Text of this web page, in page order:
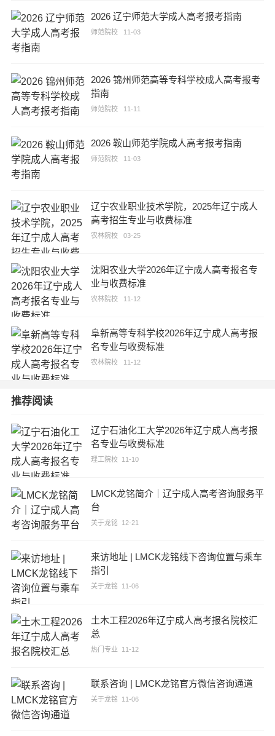
2026 辽宁师范大学成人高考报考指南
师范院校11-03
2026 锦州师范高等专科学校成人高考报考
指南
师范院校11-11
2026 鞍山师范学院成人高考报考指南
师范院校11-03
辽宁农业职业技术学院，2025年辽宁成人
高考招生专业与收费标准
农林院校03-25
沈阳农业大学2026年辽宁成人高考报名专
业与收费标准
农林院校11-12
阜新高等专科学校2026年辽宁成人高考报
名专业与收费标准
农林院校11-12
推荐阅读
辽宁石油化工大学2026年辽宁成人高考报
名专业与收费标准
理工院校11-10
LMCK龙铭简介｜辽宁成人高考咨询服务平
台
关于龙铭 12-21
来访地址 | LMCK龙铭线下咨询位置与乘车
指引
关于龙铭 11-06
土木工程2026年辽宁成人高考报名院校汇
总
热门专业 11-12
联系咨询 | LMCK龙铭官方微信咨询通道
关于龙铭 11-06